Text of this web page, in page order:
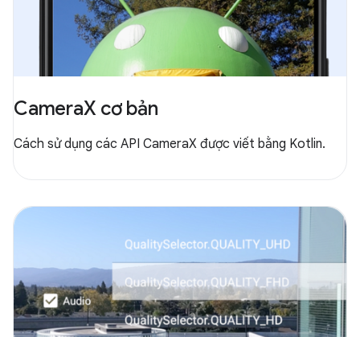
CameraX cơ bản
Cách sử dụng các API CameraX được viết bằng Kotlin.